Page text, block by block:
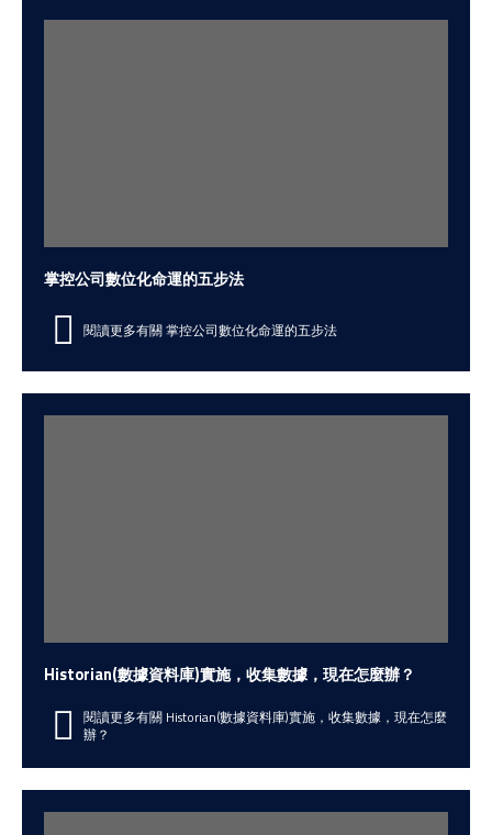
掌控公司數位化命運的五步法
閱讀更多有關 掌控公司數位化命運的五步法
Historian(數據資料庫)實施，收集數據，現在怎麼辦？
閱讀更多有關 Historian(數據資料庫)實施，收集數據，現在怎麼
辦？